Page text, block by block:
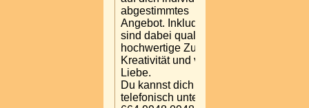
abgestimmtes
Angebot. Inkludiert
sind dabei qualitativ
hochwertige Zutaten,
Kreativität und viel
Liebe.
Du kannst dich gerne
telefonisch unter +43